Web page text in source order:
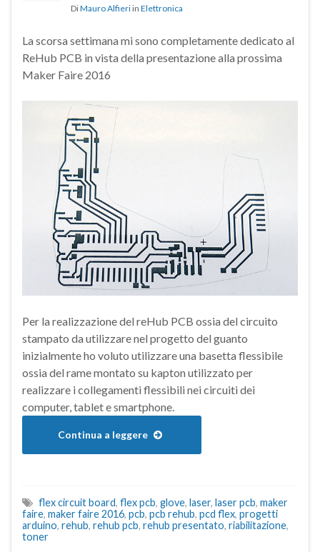
DiMauro Alfieri in Elettronica
La scorsa settimana mi sono completamente dedicato al
ReHub PCB in vista della presentazione alla prossima
Maker Faire 2016
Per la realizzazione del reHub PCB ossia del circuito
stampato da utilizzare nel progetto del guanto
inizialmente ho voluto utilizzare una basetta flessibile
ossia del rame montato su kapton utilizzato per
realizzare i collegamenti flessibili nei circuiti dei
computer, tablet e smartphone.
Continua a leggere
flex circuit board, flex pcb, glove, laser, laser pcb, maker
faire, maker faire 2016, pcb, pcb rehub, pcd flex, progetti
arduino, rehub, rehub pcb, rehub presentato, riabilitazione,
toner